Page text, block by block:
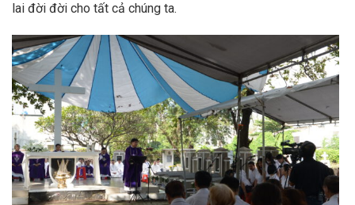
lai đời đời cho tất cả chúng ta.